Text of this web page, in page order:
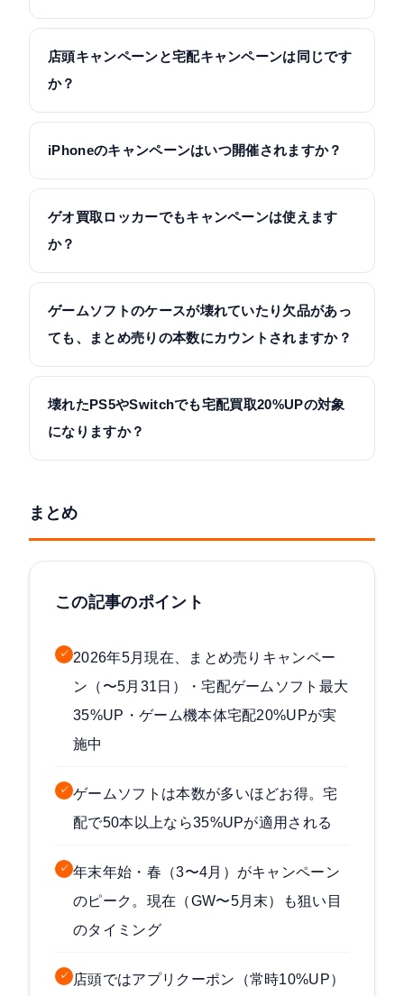
店頭キャンペーンと宅配キャンペーンは同じです
か？
iPhoneのキャンペーンはいつ開催されますか？
ゲオ買取ロッカーでもキャンペーンは使えます
か？
ゲームソフトのケースが壊れていたり欠品があっ
ても、まとめ売りの本数にカウントされますか？
壊れたPS5やSwitchでも宅配買取20%UPの対象
になりますか？
まとめ
この記事のポイント
✓ 2026年5月現在、まとめ売りキャンペー
ン（〜5月31日）・宅配ゲームソフト最大
35%UP・ゲーム機本体宅配20%UPが実
施中
✓ ゲームソフトは本数が多いほどお得。宅
配で50本以上なら35%UPが適用される
✓ 年末年始・春（3〜4月）がキャンペーン
のピーク。現在（GW〜5月末）も狙い目
のタイミング
✓
店頭ではアプリクーポン（常時10%UP）